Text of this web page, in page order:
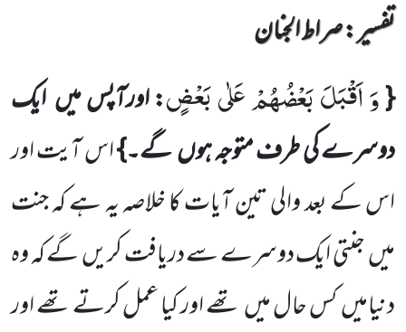
تفسیر : ‎صراط الجنان
{وَ اَقْبَلَ بَعْضُهُمْ عَلٰى بَعْضٍ: اورآپس میںایک
دوسرے کی طرف متوجہ ہوںگے۔}اس آیت اور
اس کے بعدوالی تین آیات کا خلاصہ یہ ہے کہ جنت
میںجنتی ایک دوسرے سے دریافت کریںگے کہ وہ
دنیامیںکس حال میںتھے اور کیا عمل کرتے تھے اور